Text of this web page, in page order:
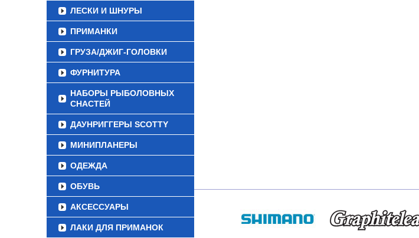
ЛЕСКИ И ШНУРЫ
ПРИМАНКИ
ГРУЗА/ДЖИГ-ГОЛОВКИ
ФУРНИТУРА
НАБОРЫ РЫБОЛОВНЫХ
СНАСТЕЙ
ДАУНРИГГЕРЫ SCOTTY
МИНИПЛАНЕРЫ
ОДЕЖДА
ОБУВЬ
АКСЕССУАРЫ
ЛАКИ ДЛЯ ПРИМАНОК